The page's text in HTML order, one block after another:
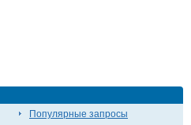
Популярные запросы